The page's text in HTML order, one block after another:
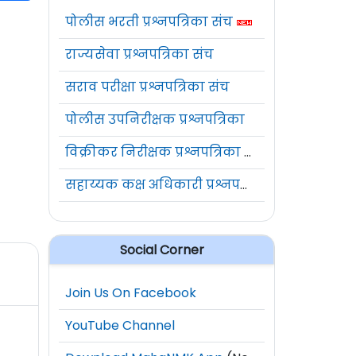
पोलीस भरती प्रश्नपत्रिका संच
राज्यसेवा प्रश्नपत्रिका संच
सराव परीक्षा प्रश्नपत्रिका संच
पोलीस उपनिरीक्षक प्रश्नपत्रिका
विक्रीकर निरीक्षक प्रश्नपत्रिका संच
सहाय्यक कक्ष अधिकारी प्रश्नपत्रिका संच
Social Corner
Join Us On Facebook
YouTube Channel